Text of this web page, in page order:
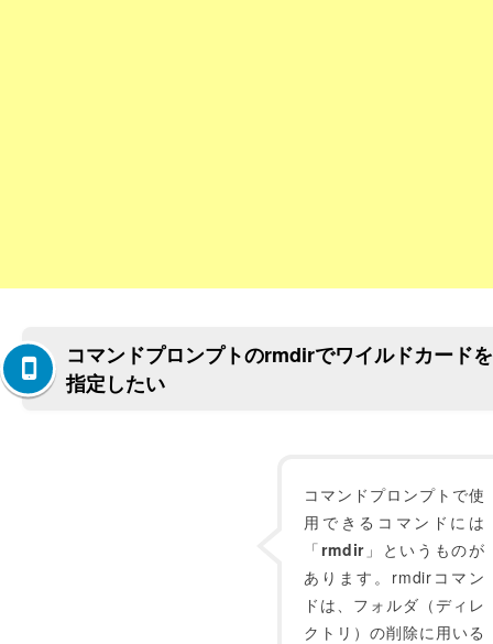
コマンドプロンプトのrmdirでワイルドカードを
指定したい
コマンドプロンプトで使
用できるコマンドには
「rmdir 」というものが
あります。rmdirコマン
ドは、フォルダ（ディレ
クトリ）の削除に用いる